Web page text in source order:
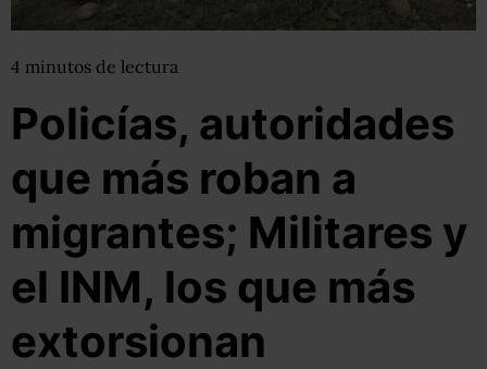
4 minutos de lectura
Policías, autoridades
que más roban a
migrantes; Militares y
el INM, los que más
extorsionan